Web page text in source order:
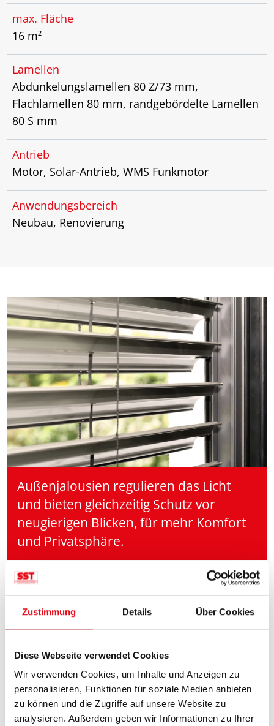
Zustimmung Details Über Cookies
Diese Webseite verwendet Cookies
Wir verwenden Cookies, um Inhalte und Anzeigen zu
personalisieren, Funktionen für soziale Medien anbieten
zu können und die Zugriffe auf unsere Website zu
analysieren. Außerdem geben wir Informationen zu Ihrer
max. Fläche
16 m²
Lamellen
Abdunkelungslamellen 80 Z/73 mm,
Flachlamellen 80 mm, randgebördelte Lamellen
80 S mm
Antrieb
Motor, Solar-Antrieb, WMS Funkmotor
Anwendungsbereich
Neubau, Renovierung
Außenjalousien regulieren das Licht
und bieten gleichzeitig Schutz vor
neugierigen Blicken, für mehr Komfort
und Privatsphäre.